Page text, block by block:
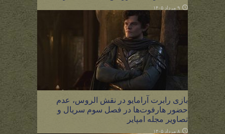
۹ مرداد ۱۴۰۵
بازی رابرت آرامایو در نقش الروس، عدم
حضور هارفوت‌ها در فصل سوم سریال و
تصاویر مجله امپایر
۸ مرداد ۱۴۰۵